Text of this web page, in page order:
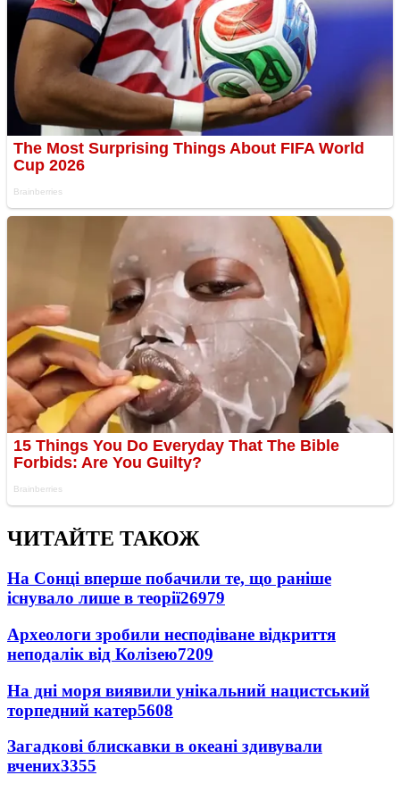
ЧИТАЙТЕ ТАКОЖ
На Сонці вперше побачили те, що раніше
існувало лише в теорії26979
Археологи зробили несподіване відкриття
неподалік від Колізею7209
На дні моря виявили унікальний нацистський
торпедний катер5608
Загадкові блискавки в океані здивували
вчених3355